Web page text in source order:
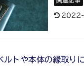
ルトや本体の縁取り